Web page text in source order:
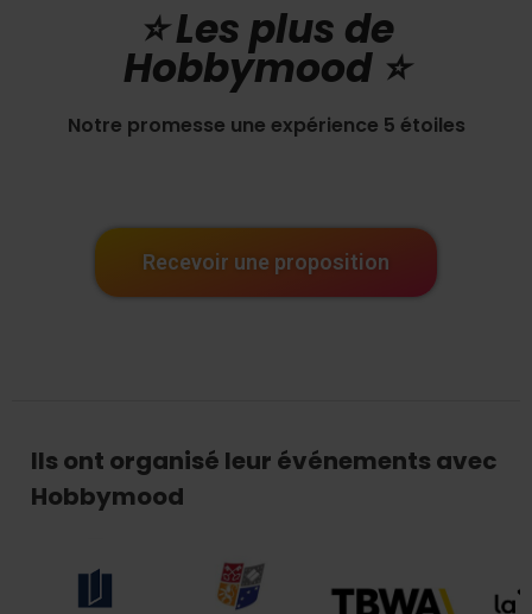
⭐️ Les plus de
Hobbymood ⭐️
Notre promesse une expérience 5 étoiles
Recevoir une proposition
Ils ont organisé leur événements avec
Hobbymood